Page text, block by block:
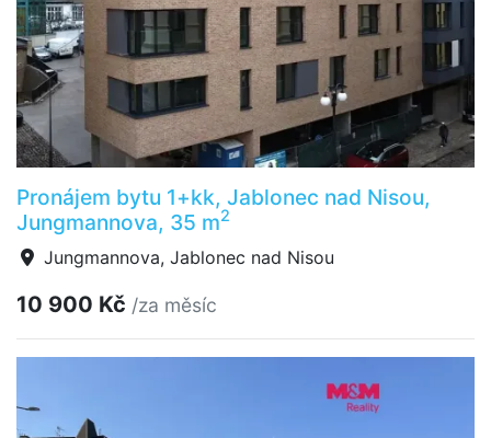
Pronájem bytu 1+kk, Jablonec nad Nisou,
Jungmannova, 35 m2
Jungmannova, Jablonec nad Nisou
10 900 Kč /za měsíc